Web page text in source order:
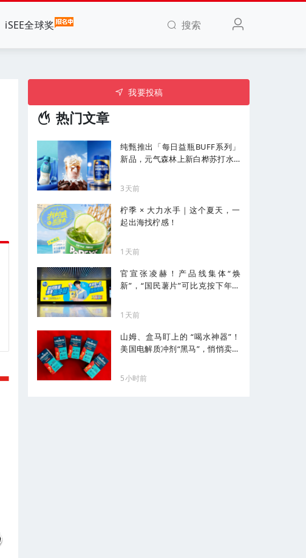
iSEE全球奖 搜索
我要投稿
热门文章
纯甄推出「每日益瓶BUFF系列」
新品，元气森林上新白桦苏打水...
3天前
柠季 × 大力水手｜这个夏天，一
起出海找柠感！
1天前
官宣张凌赫！产品线集体“焕
新”，“国民薯片”可比克按下年轻
1天前
山姆、盒马盯上的 “喝水神器”！
美国电解质冲剂“黑马”，悄悄卖了
5小时前